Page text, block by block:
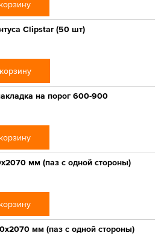
Clipstar (50 шт)
на порог 600-900
мм (паз с одной стороны)
мм (паз с одной стороны)